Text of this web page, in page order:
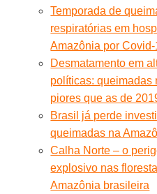
Temporada de
respiratórias em
Amazônia por
Desmatamento em
políticas: queimadas
piores que as de
Brasil já perde
queimadas na
Calha Norte – o
explosivo nas
Amazônia brasileira